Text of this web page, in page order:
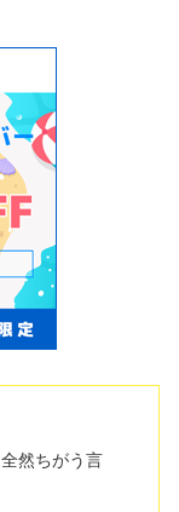
然ちがう言